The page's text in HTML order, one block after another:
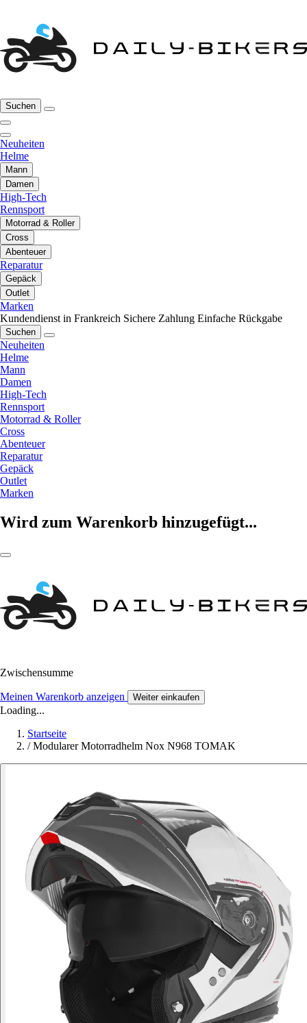
Suchen
Neuheiten
Helme
Mann
Damen
High-Tech
Rennsport
Motorrad & Roller
Cross
Abenteuer
Reparatur
Gepäck
Outlet
Marken
Kundendienst in Frankreich Sichere Zahlung Einfache Rückgabe
Suchen
Neuheiten
Helme
Mann
Damen
High-Tech
Rennsport
Motorrad & Roller
Cross
Abenteuer
Reparatur
Gepäck
Outlet
Marken
Wird zum Warenkorb hinzugefügt...
Zwischensumme
Meinen Warenkorb anzeigen Weiter einkaufen
Loading...
Startseite
/ Modularer Motorradhelm Nox N968 TOMAK